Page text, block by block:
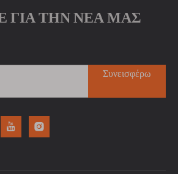
ΓΙΑ ΤΗΝ ΝΕΑ ΜΑΣ
Συνεισφέρω